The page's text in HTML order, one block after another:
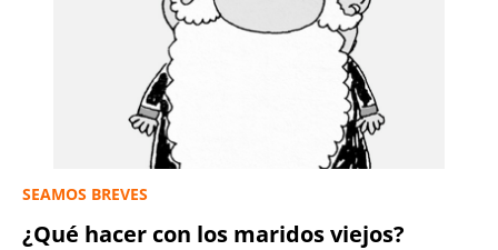
SEAMOS BREVES
¿Qué hacer con los maridos viejos?